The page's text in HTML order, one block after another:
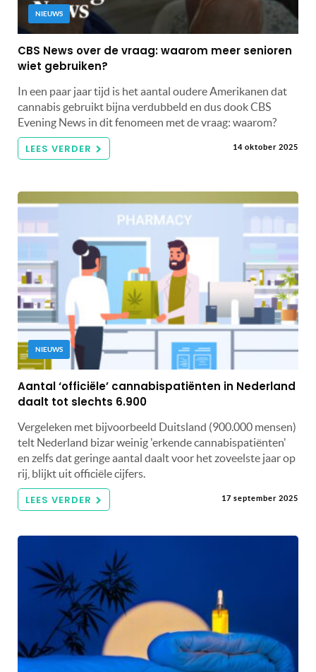
NIEUWS
CBS News over de vraag: waarom meer senioren
wiet gebruiken?
In een paar jaar tijd is het aantal oudere Amerikanen dat
cannabis gebruikt bijna verdubbeld en dus dook CBS
Evening News in dit fenomeen met de vraag: waarom?
LEES VERDER 14 oktober 2025
NIEUWS
Aantal ‘officiële’ cannabispatiënten in Nederland
daalt tot slechts 6.900
Vergeleken met bijvoorbeeld Duitsland (900.000 mensen)
telt Nederland bizar weinig 'erkende cannabispatiënten'
en zelfs dat geringe aantal daalt voor het zoveelste jaar op
rij, blijkt uit officiële cijfers.
LEES VERDER 17 september 2025